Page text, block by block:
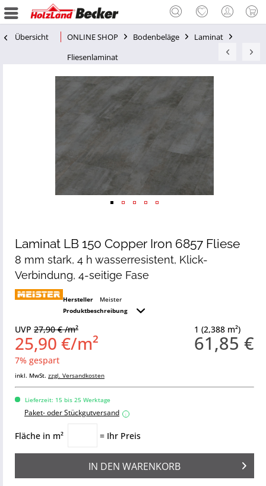
Übersicht ONLINE SHOP Bodenbeläge
Laminat
Fliesenlaminat
Laminat LB 150 Copper Iron 6857 Fliese
8 mm stark, 4 h wasserresistent, Klick-
Verbindung, 4-seitige Fase
Hersteller
Meister
Produktbeschreibung
1 (2,388 m²)
61,85 €
UVP 27,90 € /m²
25,90 €/m²
7% gespart
inkl. MwSt. zzgl. Versandkosten
Lieferzeit: 15 bis 25 Werktage
Paket- oder Stückgutversand i
Fläche in m² = Ihr Preis
IN DEN WARENKORB